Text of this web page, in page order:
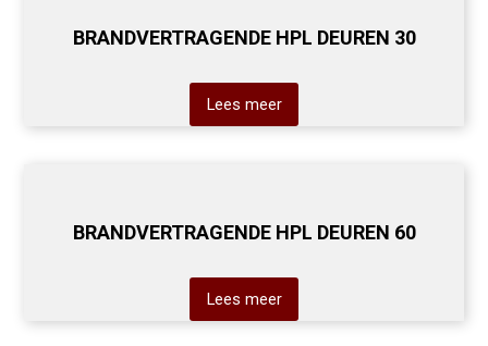
BRANDVERTRAGENDE HPL DEUREN 30
Lees meer
BRANDVERTRAGENDE HPL DEUREN 60
Lees meer